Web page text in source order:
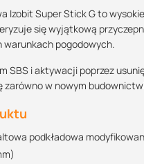
Izobit Super Stick G to
się wyjątkową
pogodowych.
SBS i aktywacji poprzez
zarówno w nowym
podkładowa
Typ osnowy:
tkanina
użytkowych